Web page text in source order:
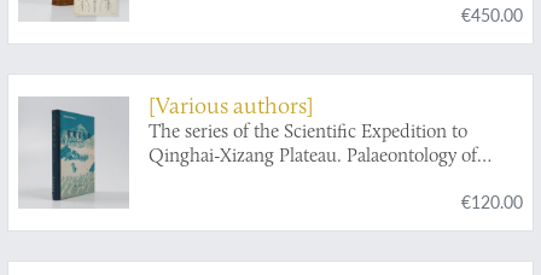
€450.00
[Various authors]
The series of the Scientific Expedition to
Qinghai-Xizang Plateau. Palaeontology of
€120.00